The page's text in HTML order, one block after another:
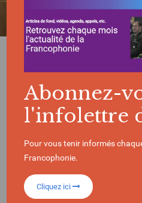
ACTUALITÉ | 03/10/2025
La société civile au
dans l’espace
Abonnez-
l'infolettre
Pour vous tenir informés
Francophonie.
Cliquez ici